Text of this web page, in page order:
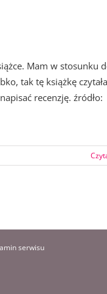
Mam w stosunku
tak tę książkę
recenzję. źródło:
serwisu